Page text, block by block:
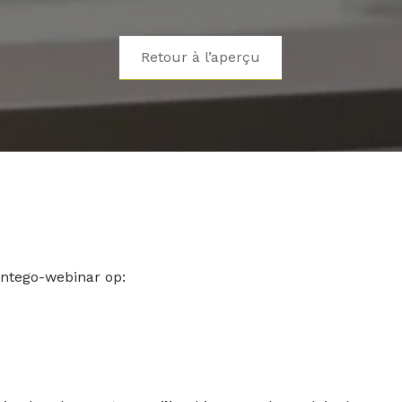
Retour à l’aperçu
webinar op: